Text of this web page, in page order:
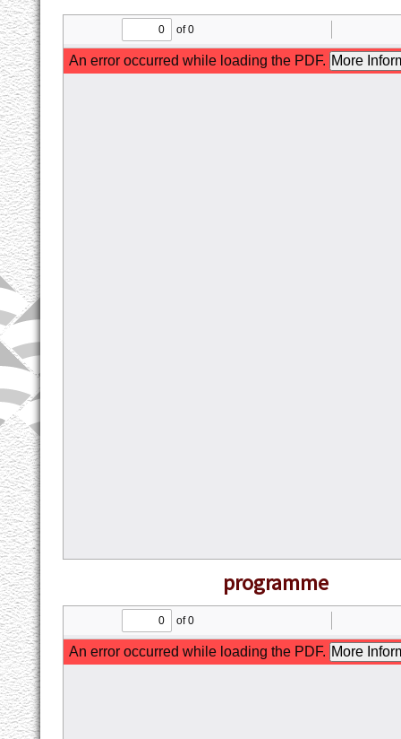
programme